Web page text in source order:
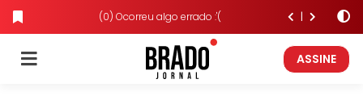
(0) Ocorreu algo errado :'(
ASSINE